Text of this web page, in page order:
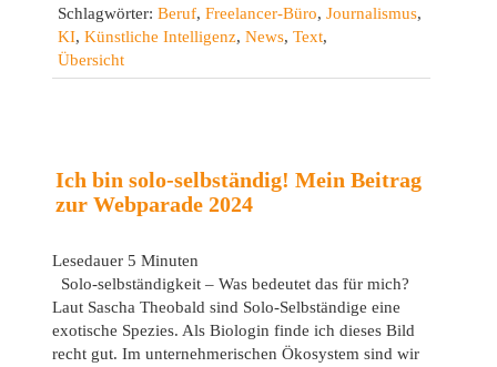
Schlagwörter: Beruf, Freelancer-Büro, Journalismus,
KI, Künstliche Intelligenz, News, Text,
Übersicht
Ich bin solo-selbständig! Mein Beitrag
zur Webparade 2024
Lesedauer 5 Minuten
Solo-selbständigkeit – Was bedeutet das für mich?
Laut Sascha Theobald sind Solo-Selbständige eine
exotische Spezies. Als Biologin finde ich dieses Bild
recht gut. Im unternehmerischen Ökosystem sind wir